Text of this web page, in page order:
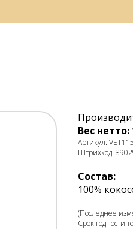
Вес нетто:
Артикул:
Штрихкод:
Состав:
100%
(Последнее
Срок годности